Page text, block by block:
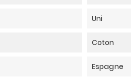
Uni
Coton
Espagne